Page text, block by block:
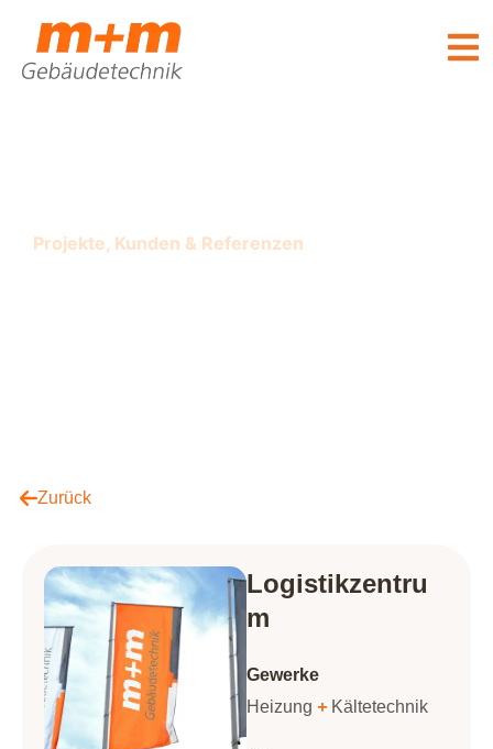
Projekte, Kunden & Referenzen
Zurück
Logistikzentru
m
Gewerke
Heizung + Kältetechnik